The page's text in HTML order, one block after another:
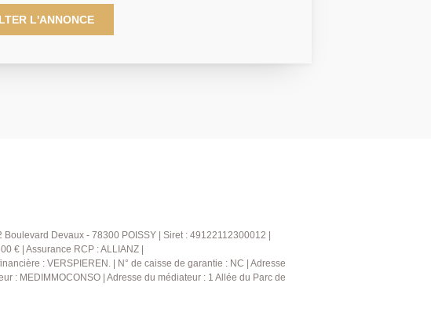
des commerces et à seulement 4 minutes à
Ville (RER A / Ligne L). Situé au 1er étage
cet appartement se compose d'une entrée, d'un
L'ANNONCE
Devaux - 78300 POISSY | Siret : 49122112300012 |
€ | Assurance RCP : ALLIANZ |
: VERSPIEREN. | N° de caisse de garantie : NC | Adresse
: MEDIMMOCONSO | Adresse du médiateur : 1 Allée du Parc de